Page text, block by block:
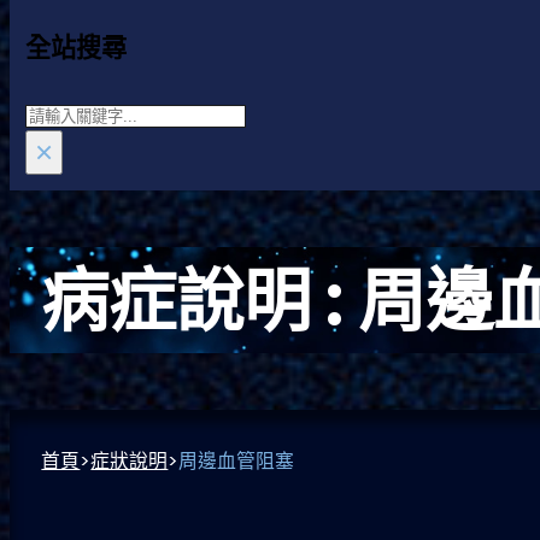
全站搜尋
Search
×
病症說明 :周邊
首頁>症狀說明>周邊血管阻塞